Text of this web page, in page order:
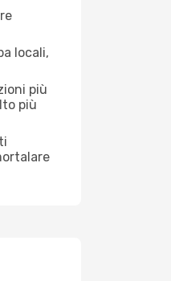
locali,
più
più